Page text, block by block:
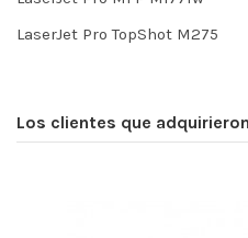
LaserJet Pro TopShot M275
Los clientes que